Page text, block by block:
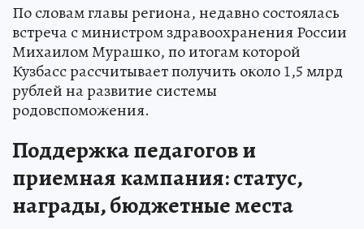
По словам главы региона, недавно состоялась
встреча с министром здравоохранения России
Михаилом Мурашко, по итогам которой
Кузбасс рассчитывает получить около 1,5 млрд
рублей на развитие системы
родовспоможения.
Поддержка педагогов и
приемная кампания: статус,
награды, бюджетные места